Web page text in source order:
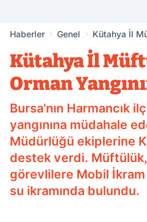
Haberler Genel
Kütahya İl
Kütahya İl
Orman
Bursa'nın Harmancık
yangınına müdahale
Müdürlüğü ekiplerine
destek verdi.
görevlilere Mobil
su ikramında bulundu.